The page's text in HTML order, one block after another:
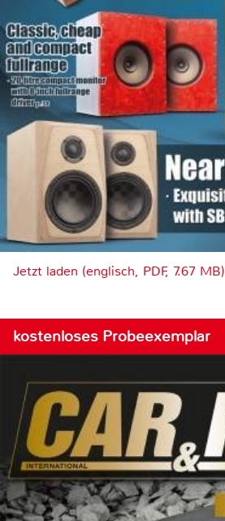
Jetzt laden (englisch, PDF, 7.67 MB)
kostenloses Probeexemplar